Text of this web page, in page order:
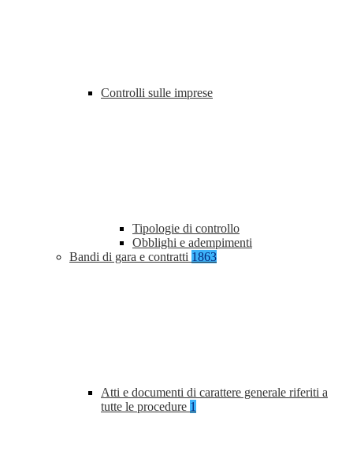
Controlli sulle imprese
Tipologie di controllo
Obblighi e adempimenti
Bandi di gara e contratti 1863
Atti e documenti di carattere generale riferiti a
tutte le procedure 1